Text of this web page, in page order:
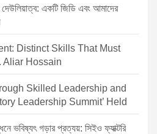
দেউলিয়াত্ব: একটি জিডি এবং আমাদের
Distinct Skills That Must
Aliar Hossain
Skilled Leadership and
Leadership Summit’ Held
ভবিষ্যৎ গড়ার প্রত্যয়: সিইও ফ্যাক্টরি